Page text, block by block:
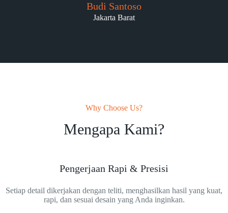
Budi Santoso
Jakarta Barat
Why Choose Us?
Mengapa Kami?
Pengerjaan Rapi & Presisi
Setiap detail dikerjakan dengan teliti, menghasilkan hasil yang kuat,
rapi, dan sesuai desain yang Anda inginkan.